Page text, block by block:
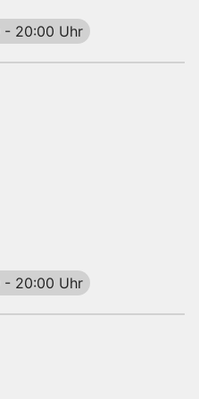
- 20:00 Uhr
- 20:00 Uhr